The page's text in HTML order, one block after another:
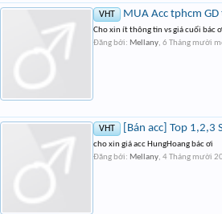
VHT MUA Acc tphcm
Cho xin ít thông tin vs giá cuối bác
Đăng bởi: Mellany, 6 Tháng mười
VHT [Bán acc] Top 1,2,3
cho xin giá acc HungHoang bác ơi
Đăng bởi: Mellany, 4 Tháng mười